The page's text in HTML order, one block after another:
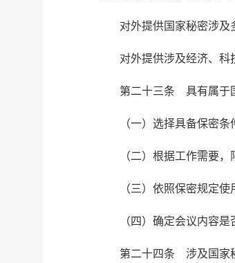
对外提供国家秘密涉及
对外提供涉及经济、科
第二十三条 具有属于
（一）选择具备保密条
（二）根据工作需要
（三）依照保密规定
（四）确定会议内容是
第二十四条 涉及国家